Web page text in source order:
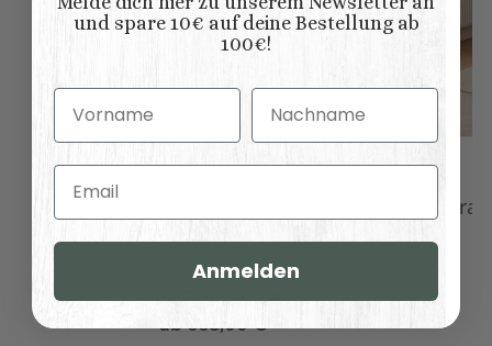
Gedrechselter Tisch Paris (210cm)
UVP: 902,00 €
ab668,00 € *
und spare 10€ auf deine Bestellung ab
100€!
Vorname Nachname
Email
Anmelden